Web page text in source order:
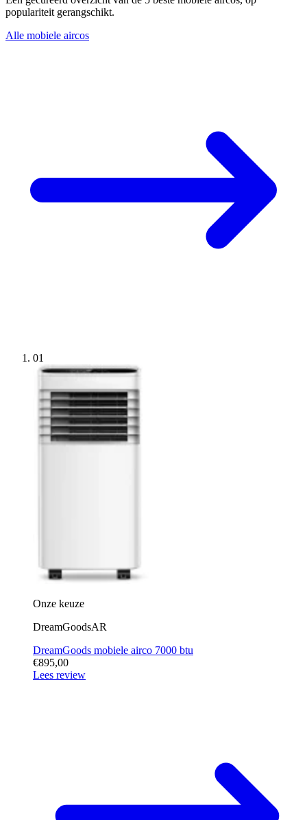
populariteit gerangschikt.
Alle mobiele aircos
01
Onze keuze
DreamGoodsAR
DreamGoods mobiele airco 7000 btu
€895,00
Lees review